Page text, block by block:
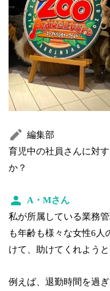
編集部
育児中の社員さんに対
か？
A・Mさん
私が所属している業務
も年齢も様々な女性6人
けて、助けてくれよう
例えば、退勤時間を過